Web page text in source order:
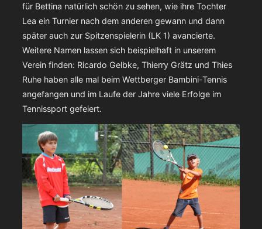
für Bettina natürlich schön zu sehen, wie ihre Tochter
Lea ein Turnier nach dem anderen gewann und dann
später auch zur Spitzenspielerin (LK 1) avancierte.
Weitere Namen lassen sich beispielhaft in unserem
Verein finden: Ricardo Gelbke, Thierry Grätz und Thies
Ruhe haben alle mal beim Wettberger Bambini-Tennis
angefangen und im Laufe der Jahre viele Erfolge im
Tennissport gefeiert.